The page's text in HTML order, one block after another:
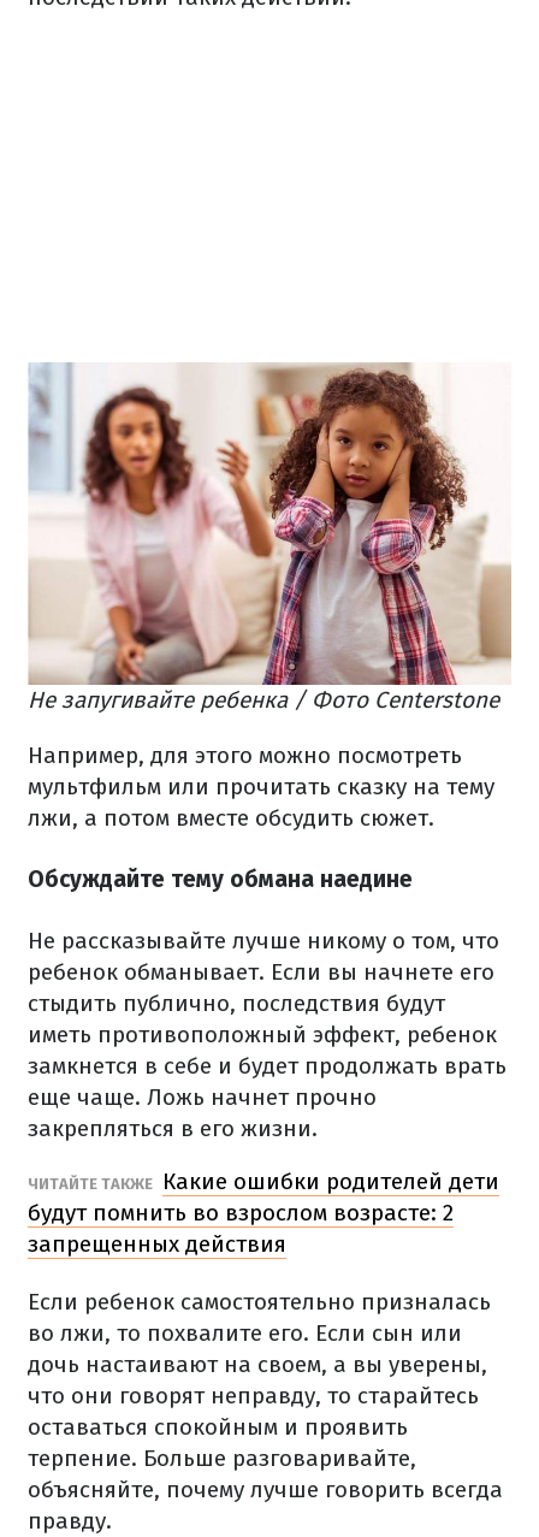
Не запугивайте ребенка / Фото Centerstone
Например, для этого можно посмотреть
мультфильм или прочитать сказку на тему
лжи, а потом вместе обсудить сюжет.
Обсуждайте тему обмана наедине
Не рассказывайте лучше никому о том, что
ребенок обманывает. Если вы начнете его
стыдить публично, последствия будут
иметь противоположный эффект, ребенок
замкнется в себе и будет продолжать врать
еще чаще. Ложь начнет прочно
закрепляться в его жизни.
ЧИТАЙТЕ ТАКЖЕ
Какие ошибки родителей дети
будут помнить во взрослом возрасте: 2
запрещенных действия
Если ребенок самостоятельно призналась
во лжи, то похвалите его. Если сын или
дочь настаивают на своем, а вы уверены,
что они говорят неправду, то старайтесь
оставаться спокойным и проявить
терпение. Больше разговаривайте,
объясняйте, почему лучше говорить всегда
правду.